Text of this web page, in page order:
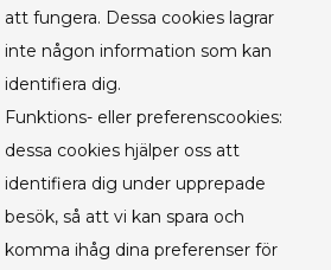
att fungera. Dessa cookies lagrar
inte någon information som kan
identifiera dig.
Funktions- eller preferenscookies:
dessa cookies hjälper oss att
identifiera dig under upprepade
besök, så att vi kan spara och
komma ihåg dina preferenser för